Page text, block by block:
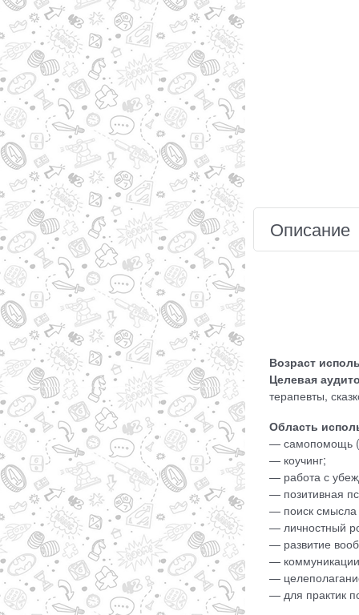
Описание
Возраст
Целевая
терапевты,
Область
— самопомощь
— коучинг;
— работа с
— позитивная
— поиск смысла
— личностный
— развитие
— коммуникации
—
— для практик